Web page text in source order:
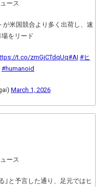
ース
米国競合より多く出荷し、速
をリード
t.co/zmGjCTdqUq#AI #ヒ
#humanoid
March 1, 2026
ース
｣と予言した通り、足元ではヒ